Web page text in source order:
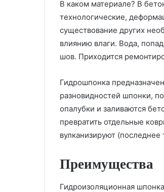
В каком материале? В
технологические,
существование других
влиянию влаги. Вода,
шов. Приходится
Гидрошпонка
разновидностей шпонки,
опалубки и заливаются
превратить отдельные
вулканизируют (последнее
Преимущества
Гидроизоляционная